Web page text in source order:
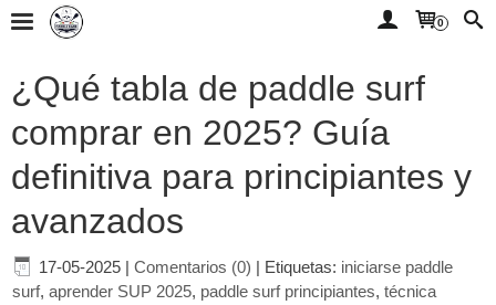
0
¿Qué tabla de paddle surf
comprar en 2025? Guía
definitiva para principiantes y
avanzados
17-05-2025 | Comentarios (0) | Etiquetas: iniciarse paddle
surf, aprender SUP 2025, paddle surf principiantes, técnica